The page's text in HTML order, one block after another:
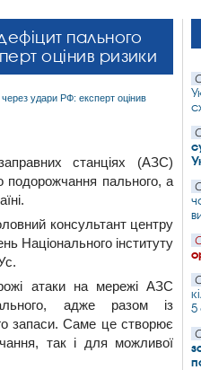
пального
оцінив ризики
станціях (АЗС)
пального, а
консультант центру
Національного інституту
атаки на мережі АЗС
адже разом із
запаси. Саме це створює
так і для можливої
5